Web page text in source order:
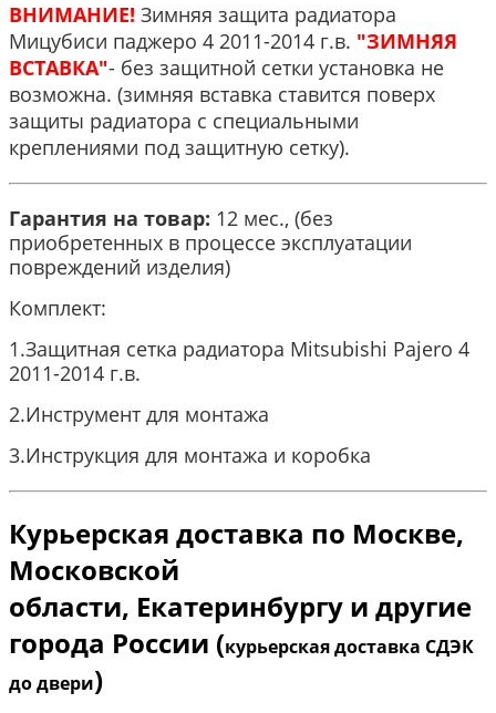
ВНИМАНИЕ! Зимняя защита радиатора
Мицубиси паджеро 4 2011-2014 г.в. "ЗИМНЯЯ
ВСТАВКА"- без защитной сетки установка не
возможна. (зимняя вставка ставится поверх
защиты радиатора с специальными
креплениями под защитную сетку).
Гарантия на товар: 12 мес., (без
приобретенных в процессе эксплуатации
повреждений изделия)
Комплект:
1.Защитная сетка радиатора Mitsubishi Pajero 4
2011-2014 г.в.
2.Инструмент для монтажа
3.Инструкция для монтажа и коробка
Курьерская доставка по Москве,
Московской
области, Екатеринбургу и другие
города России (курьерская доставка СДЭК
до двери)